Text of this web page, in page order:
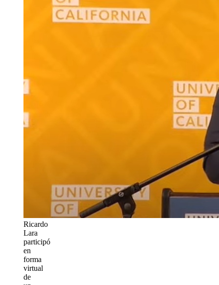
Ricardo
Lara
participó
en
forma
virtual
de